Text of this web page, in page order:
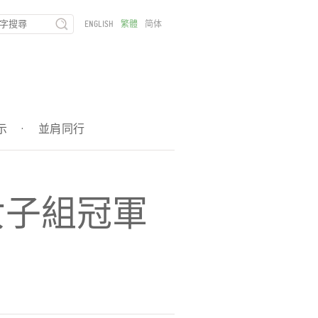
· 並肩同行
ENGLISH 繁體 简体
組冠軍